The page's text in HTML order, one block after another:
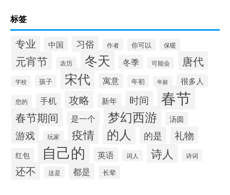
标签
专业 中国 习俗 作者 你可以 保暖
元宵节 农历 冬天 冬季 可能会 唐代
学校 孩子 宋代 寓意 年初 年龄 很多人
您的 手机 攻略 新年 时间 春节
春节期间 是一个 梦幻西游 汤圆
游戏 玩家 疫情 的人 的是 礼物
红包 自己的 英语 词人 诗人 诗词
还不 这是 都是 长辈